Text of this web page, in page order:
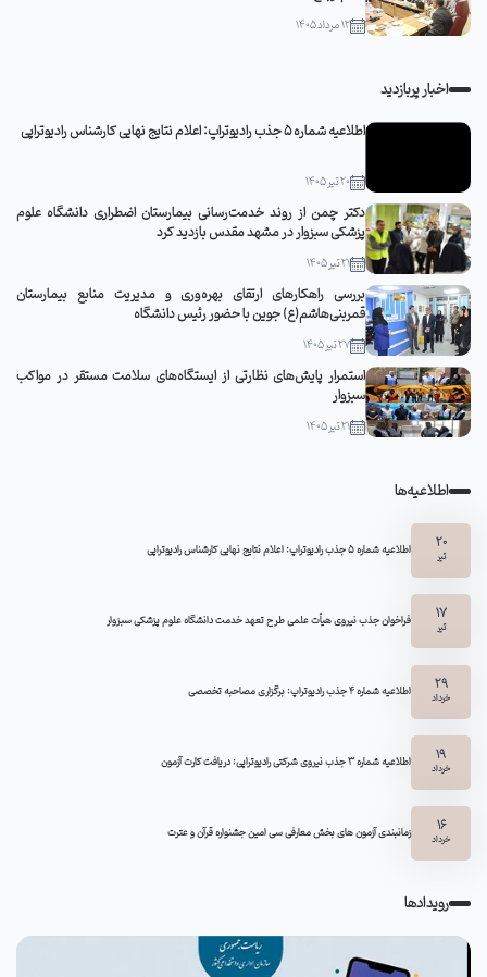
12 مرداد 1405
اخبار پربازدید
اطلاعیه شماره 5 جذب رادیوتراپ: اعلام نتایج نهایی کارشناس رادیوتراپی
20 تیر 1405
دکتر چمن از روند خدمت‌رسانی بیمارستان اضطراری دانشگاه علوم
پزشکی سبزوار در مشهد مقدس بازدید کرد
21 تیر 1405
بررسی راهکارهای ارتقای بهره‌وری و مدیریت منابع بیمارستان
قمربنی‌هاشم(ع) جوین با حضور رئیس دانشگاه
27 تیر 1405
استمرار پایش‌های نظارتی از ایستگاه‌های سلامت مستقر در مواکب
سبزوار
21 تیر 1405
اطلاعیه‌ها
20
تیر اطلاعیه شماره 5 جذب رادیوتراپ: اعلام نتایج نهایی کارشناس رادیوتراپی
17
تیر فراخوان جذب نیروی هیأت علمی طرح تعهد خدمت دانشگاه علوم پزشکی سبزوار
29
خرداد اطلاعیه شماره ۴ جذب رادیوتراپ: برگزاری مصاحبه تخصصی
19
خرداد اطلاعیه شماره 3 جذب نیروی شرکتی رادیوتراپی: دریافت کارت آزمون
16
خرداد زمانبندی آزمون های بخش معارفی سی امین جشنواره قرآن و عترت
رویدادها